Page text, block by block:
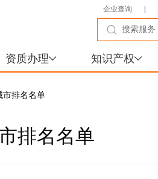
企业查询
资质办理 知识产权
市排名名单
排名名单